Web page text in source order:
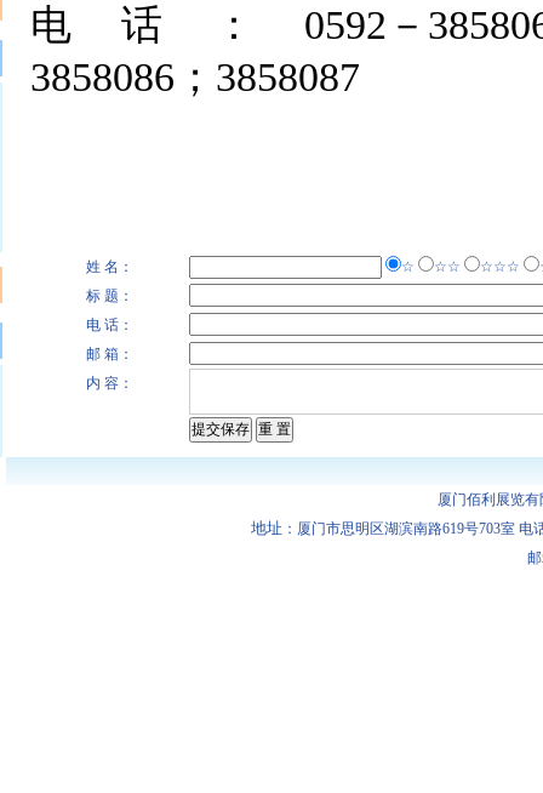
电话：0592－3858062；
3858086；3858087
姓 名： ☆ ☆☆ ☆☆☆
标 题：
电 话：
邮 箱：
内 容：
厦门佰利展览
地址 ：厦门市思明区湖滨南路619号703室 电